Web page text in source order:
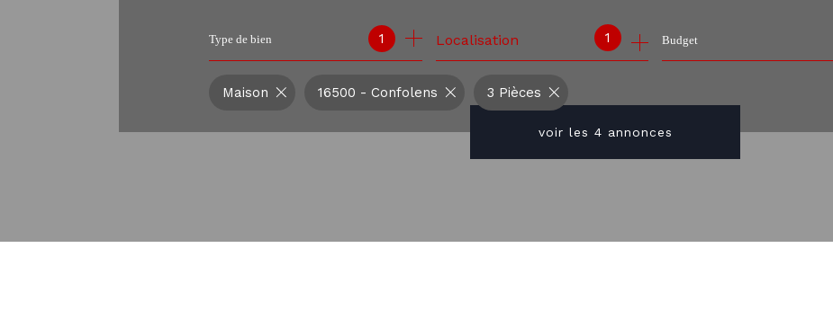
à l'année
de l'immo pro
Type de bien 1 1
Localisation Budget
voir les 4 annonces
Maison 16500 - Confolens 3 Pièces